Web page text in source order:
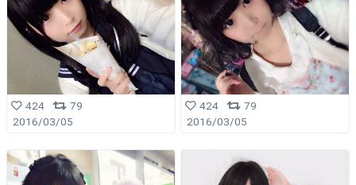
424
79
2016/03/05
424
79
2016/03/05